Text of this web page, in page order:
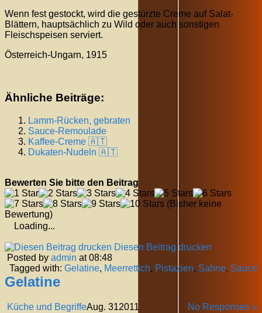
Wenn fest gestockt, wird die gestürzte Creme auf Salat-
Blättern, hauptsächlich zu Wild oder auch sonstigen
Fleischspeisen serviert.
Österreich-Ungarn, 1915
Ähnliche Beiträge:
Lamm-Rücken, gebraten
Sauce-Remoulade
Kaffee-Creme 🇦🇹
Dukaten-Nudeln 🇦🇹
Bewerten Sie bitte den Beitrag
(Bisher keine
Bewertung)
Loading...
Diesen Beitrag drucken
Posted by admin at 08:48
Tagged with: Gelatine, Meerrettich, Pistazien, Sahne, Sauce
Gelatine
Küche und Begriffe No Responses »
Aug. 312011